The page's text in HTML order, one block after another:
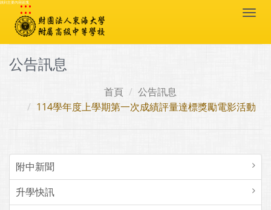
跳到主要內容區塊
:::
公告訊息
首頁
公告訊息
114學年度上學期第一次成績評量達標獎勵電影活動
附中新聞
升學快訊